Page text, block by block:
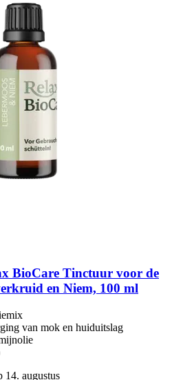
BioCare Tinctuur voor de
en Niem, 100 ml
van mok en huiduitslag
augustus